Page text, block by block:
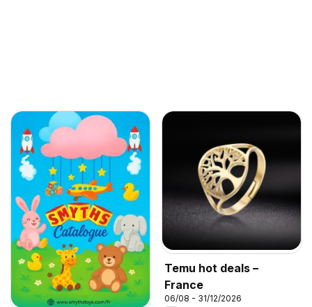
Temu hot deals –
France
06/08 - 31/12/2026